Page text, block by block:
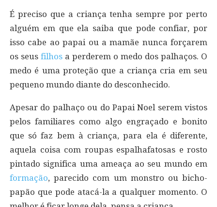
É preciso que a criança tenha sempre por perto
alguém em que ela saiba que pode confiar, por
isso cabe ao papai ou a mamãe nunca forçarem
os seus filhos a perderem o medo dos palhaços. O
medo é uma proteção que a criança cria em seu
pequeno mundo diante do desconhecido.
Apesar do palhaço ou do Papai Noel serem vistos
pelos familiares como algo engraçado e bonito
que só faz bem à criança, para ela é diferente,
aquela coisa com roupas espalhafatosas e rosto
pintado significa uma ameaça ao seu mundo em
formação, parecido com um monstro ou bicho-
papão que pode atacá-la a qualquer momento. O